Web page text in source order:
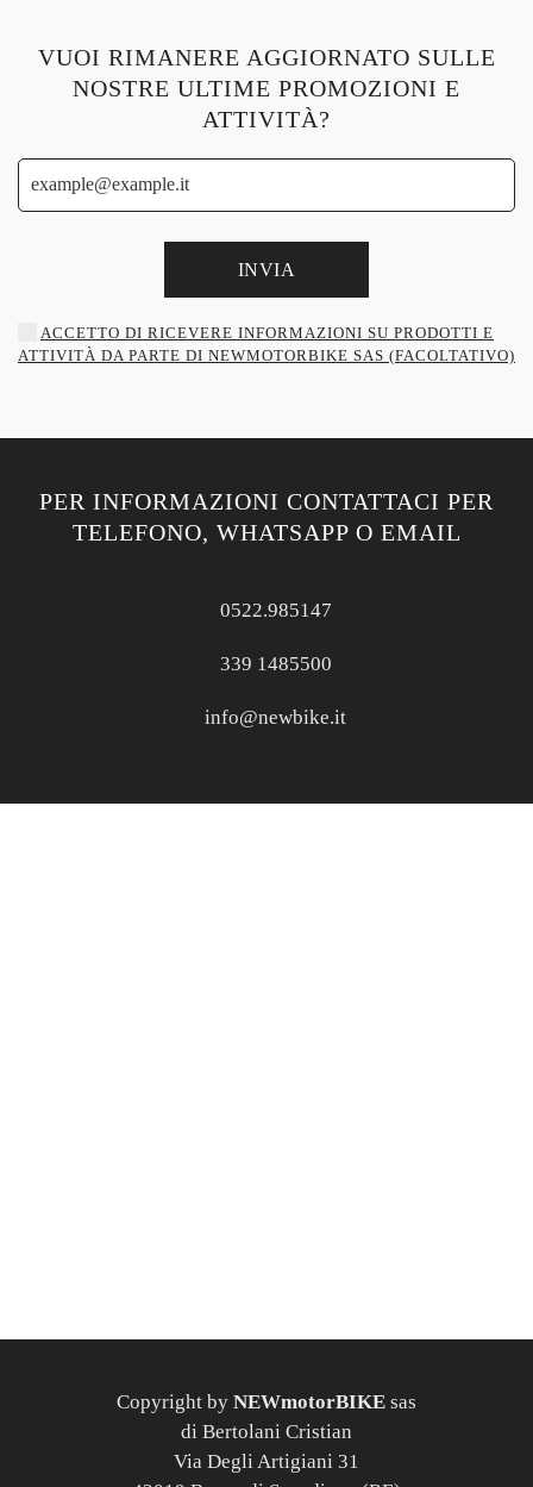
VUOI RIMANERE AGGIORNATO SULLE
NOSTRE ULTIME PROMOZIONI E
ATTIVITÀ?
INVIA
ACCETTO DI RICEVERE INFORMAZIONI SU PRODOTTI E
ATTIVITÀ DA PARTE DI NEWMOTORBIKE SAS (FACOLTATIVO)
PER INFORMAZIONI CONTATTACI PER
TELEFONO, WHATSAPP O EMAIL
0522.985147
339 1485500
info@newbike.it
Copyright by NEWmotorBIKE sas
di Bertolani Cristian
Via Degli Artigiani 31